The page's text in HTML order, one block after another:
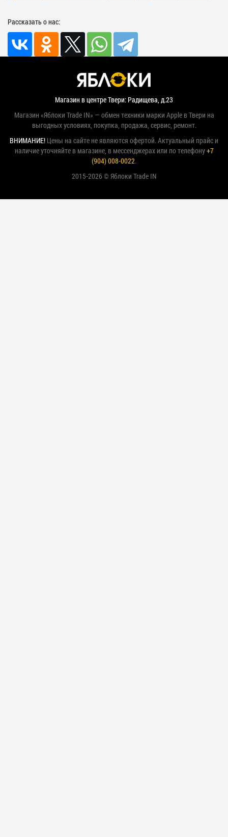
Рассказать о нас:
Магазин в центре Твери: Радищева, д.23
Магазин «Яблоки Trade IN» — обмен техники марки Apple в Твери на
выгодных условиях, покупка, продажа, сервис, ремонт.
ВНИМАНИЕ! Цены на сайте не являются офертой. Актуальный прайс и
наличие уточняйте в магазине, в мессенджерах или по телефону+7
(904) 008-0022.
2015-2026 © Яблоки Trade IN